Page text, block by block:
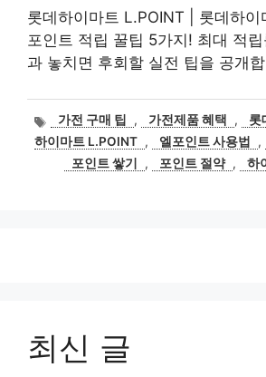
롯데하이마트 L.POINT | 롯데하이
포인트 적립 꿀팁 5가지! 최대 적
과 놓치면 후회할 실전 팁을 공개
태
그
가전 구매 팁 , 가전제품 혜택 , 롯
하이마트 L.POINT , 엘포인트 사용법 ,
포인트 쌓기
, 포인트 절약 , 하
최신 글